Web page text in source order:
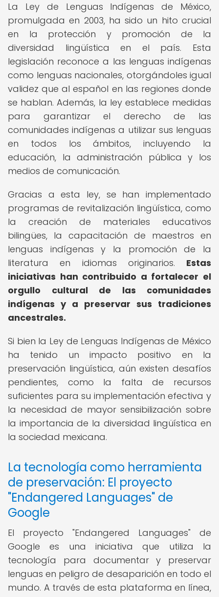
La Ley de Lenguas Indígenas de México,
promulgada en 2003, ha sido un hito crucial
en la protección y promoción de la
diversidad lingüística en el país. Esta
legislación reconoce a las lenguas indígenas
como lenguas nacionales, otorgándoles igual
validez que al español en las regiones donde
se hablan. Además, la ley establece medidas
para garantizar el derecho de las
comunidades indígenas a utilizar sus lenguas
en todos los ámbitos, incluyendo la
educación, la administración pública y los
medios de comunicación.
Gracias a esta ley, se han implementado
programas de revitalización lingüística, como
la creación de materiales educativos
bilingües, la capacitación de maestros en
lenguas indígenas y la promoción de la
literatura en idiomas originarios. Estas
iniciativas han contribuido a fortalecer el
orgullo cultural de las comunidades
indígenas y a preservar sus tradiciones
ancestrales.
Si bien la Ley de Lenguas Indígenas de México
ha tenido un impacto positivo en la
preservación lingüística, aún existen desafíos
pendientes, como la falta de recursos
suficientes para su implementación efectiva y
la necesidad de mayor sensibilización sobre
la importancia de la diversidad lingüística en
la sociedad mexicana.
La tecnología como herramienta
de preservación: El proyecto
"Endangered Languages" de
Google
El proyecto "Endangered Languages" de
Google es una iniciativa que utiliza la
tecnología para documentar y preservar
lenguas en peligro de desaparición en todo el
mundo. A través de esta plataforma en línea,